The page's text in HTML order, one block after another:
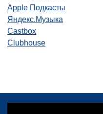
Apple Подкасты
Яндекс.Музыка
Castbox
Clubhouse